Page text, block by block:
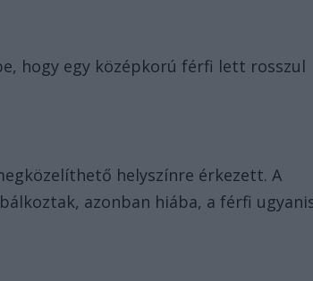
hogy egy középkorú férfi lett rosszul
helyszínre érkezett. A
azonban hiába, a férfi